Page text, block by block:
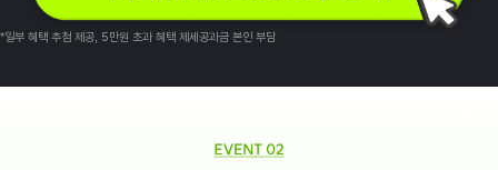
*일부 혜택 추첨 제공, 5만원 초과 혜택 제세공과금 본인 부담